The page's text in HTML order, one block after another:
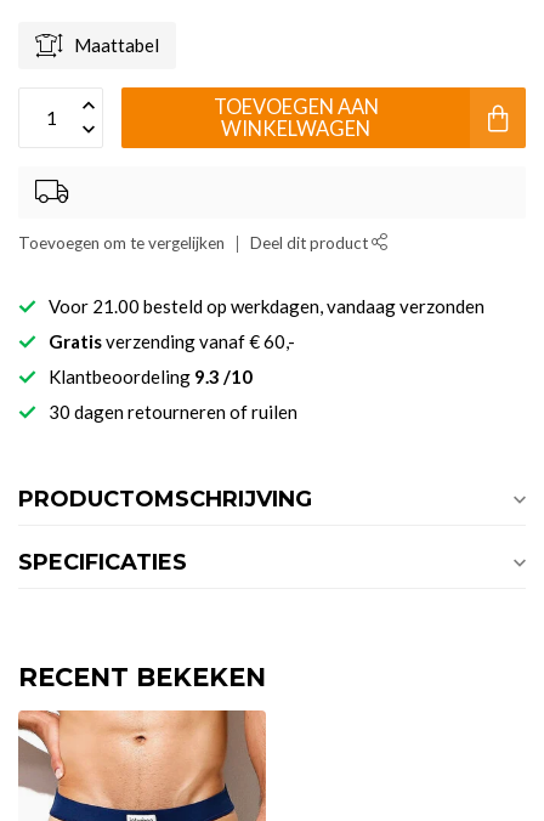
Maattabel
TOEVOEGEN AAN
WINKELWAGEN
Toevoegen om te vergelijken Deel dit product
Voor 21.00 besteld op werkdagen, vandaag verzonden
Gratisverzending vanaf € 60,-
Klantbeoordeling 9.3 /10
30 dagen retourneren of ruilen
PRODUCTOMSCHRIJVING
SPECIFICATIES
RECENT BEKEKEN